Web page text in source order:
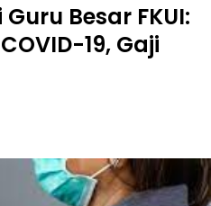
Besar FKUI:
19, Gaji